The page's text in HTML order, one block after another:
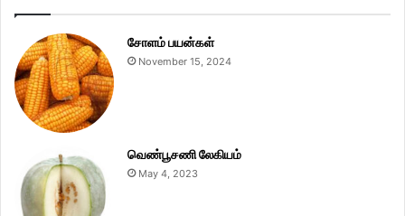
சோளம் பயன்கள்
November 15, 2024
வெண்பூசணி லேகியம்
May 4, 2023